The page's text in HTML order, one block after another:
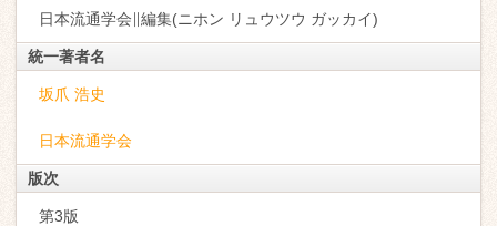
日本流通学会∥編集(ニホン リュウツウ ガッカイ)
統一著者名
坂爪 浩史
日本流通学会
版次
第3版